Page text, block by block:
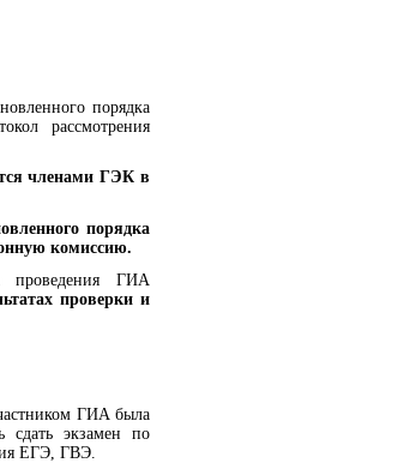
порядка
рассмотрения
членами ГЭК в
порядка
комиссию.
проведения ГИА
проверки и
ГИА была
сдать экзамен по
ЕГЭ, ГВЭ.